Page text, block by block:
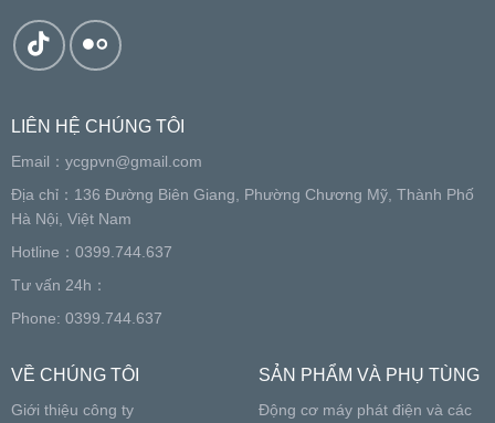
LIÊN HỆ CHÚNG TÔI
Email： ycgpvn@gmail.com
Địa chỉ：136 Đường Biên Giang, Phường Chương Mỹ, Thành Phố
Hà Nội, Việt Nam
Hotline：0399.744.637
Tư vấn 24h：
Phone: 0399.744.637
VỀ CHÚNG TÔI
Giới thiệu công ty
SẢN PHẨM VÀ PHỤ TÙNG
Động cơ máy phát điện và các